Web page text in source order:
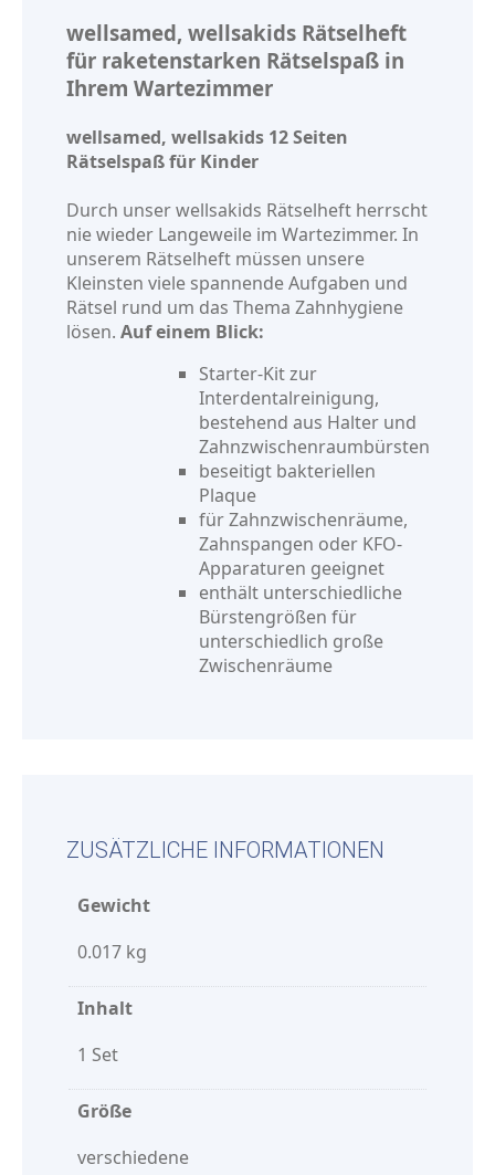
wellsamed, wellsakids Rätselheft
für raketenstarken Rätselspaß in
Ihrem Wartezimmer
wellsamed, wellsakids 12 Seiten
Rätselspaß für Kinder
Durch unser wellsakids Rätselheft herrscht
nie wieder Langeweile im Wartezimmer. In
unserem Rätselheft müssen unsere
Kleinsten viele spannende Aufgaben und
Rätsel rund um das Thema Zahnhygiene
lösen. Auf einem Blick:
Starter-Kit zur
Interdentalreinigung,
bestehend aus Halter und
Zahnzwischenraumbürsten
beseitigt bakteriellen
Plaque
für Zahnzwischenräume,
Zahnspangen oder KFO-
Apparaturen geeignet
enthält unterschiedliche
Bürstengrößen für
unterschiedlich große
Zwischenräume
ZUSÄTZLICHE INFORMATIONEN
Gewicht
0.017 kg
Inhalt
1 Set
Größe
verschiedene